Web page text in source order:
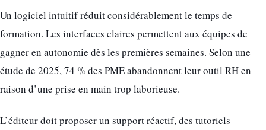
Un logiciel intuitif réduit considérablement le temps de
formation. Les interfaces claires permettent aux équipes de
gagner en autonomie dès les premières semaines. Selon une
étude de 2025, 74 % des PME abandonnent leur outil RH en
raison d’une prise en main trop laborieuse.
L’éditeur doit proposer un support réactif, des tutoriels